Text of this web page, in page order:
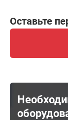
Оставьте